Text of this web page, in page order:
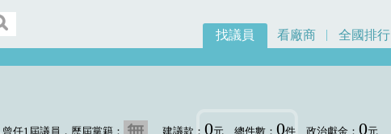
找議員 看廠商 全國排行
曾任1屆議員，歷屆黨籍： 建議款：0元 總件數：0件 政治獻金：0元